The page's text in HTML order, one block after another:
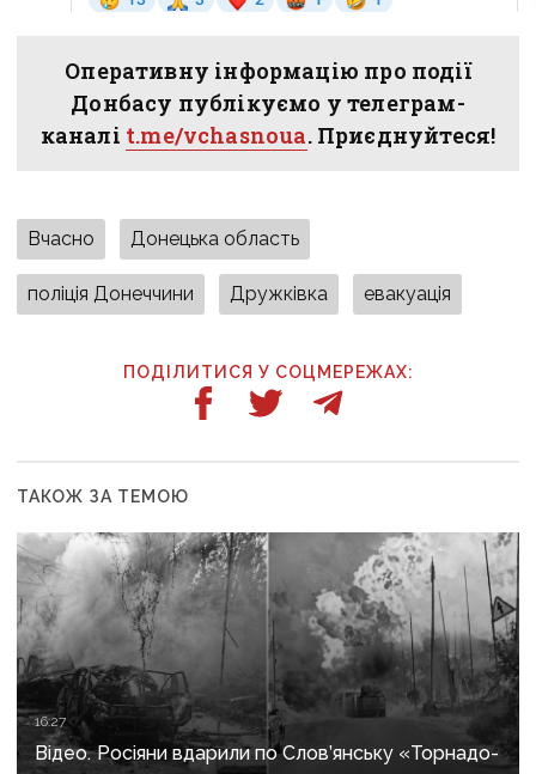
Оперативну інформацію про події
Донбасу публікуємо у телеграм-
каналі t.me/vchasnoua. Приєднуйтеся!
Вчасно Донецька область
поліція Донеччини Дружківка евакуація
ПОДІЛИТИСЯ У СОЦМЕРЕЖАХ:
ТАКОЖ ЗА ТЕМОЮ
16:27
Відео. Росіяни вдарили по Слов’янську «Торнадо-